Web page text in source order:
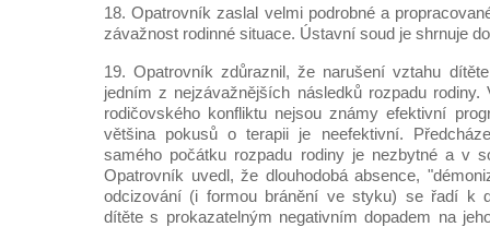
18. Opatrovník zaslal velmi podrobné a
závažnost rodinné situace. Ústavní soud je shrnuje
19. Opatrovník zdůraznil, že narušení vztahu
jedním z nejzávažnějších následků rozpadu rodiny.
rodičovského konfliktu nejsou známy efektivní
většina pokusů o terapii je neefektivní.
samého počátku rozpadu rodiny je nezbytné a v
Opatrovník uvedl, že dlouhodobá absence,
odcizování (i formou bránění ve styku) se řadí k
dítěte s prokazatelným negativním dopadem na